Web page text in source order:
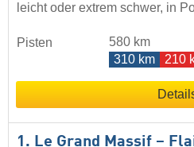
leicht oder extrem schwer, in
Pisten
580 km
310 km
210
1. Le Grand Massif –